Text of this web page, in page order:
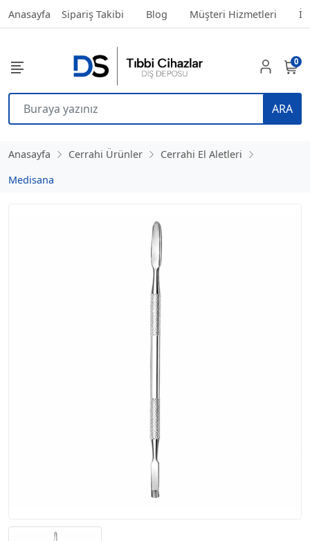
Anasayfa Sipariş Takibi Blog Müşteri Hizmetleri
ARA
0
Anasayfa Cerrahi Ürünler
Cerrahi El Aletleri
Medisana